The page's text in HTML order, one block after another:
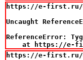
https://e-first.ru/
Uncaught
ReferenceError:
at https://e-
https://e-first.ru/